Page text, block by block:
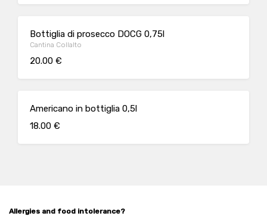
Bottiglia di prosecco DOCG 0,75l
Cantina Collalto
20.00 €
Americano in bottiglia 0,5l
18.00 €
Allergies and food intolerance?